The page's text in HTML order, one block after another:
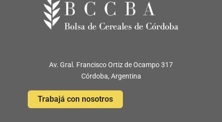
Av. Gral. Francisco Ortiz de Ocampo 317
Córdoba, Argentina
Trabajá con nosotros